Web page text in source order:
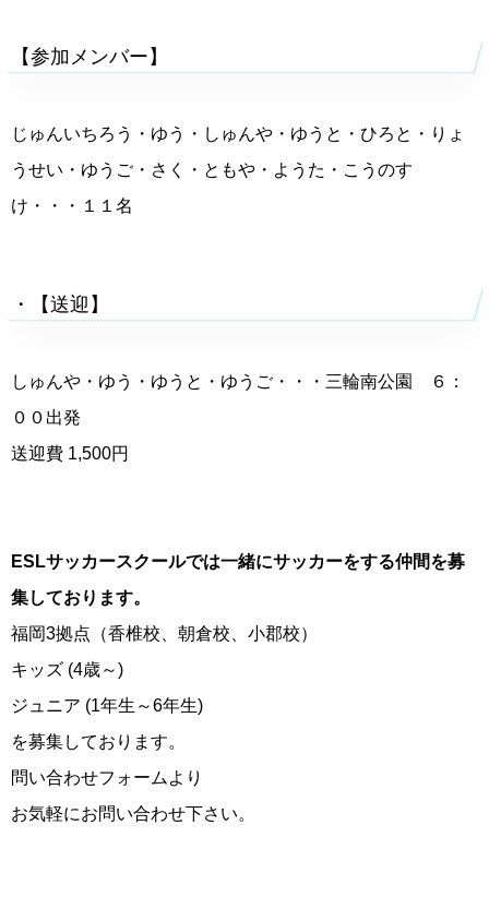
【参加メンバー】
じゅんいちろう・ゆう・しゅんや・ゆうと・ひろと・りょ
うせい・ゆうご・さく・ともや・ようた・こうのす
け・・・１１名
・【送迎】
しゅんや・ゆう・ゆうと・ゆうご・・・三輪南公園 ６：
００出発
送迎費 1,500円
ESLサッカースクールでは一緒にサッカーをする仲間を募
集しております。
福岡3拠点（香椎校、朝倉校、小郡校）
キッズ (4歳～)
ジュニア (1年生～6年生)
を募集しております。
問い合わせフォームより
お気軽にお問い合わせ下さい。